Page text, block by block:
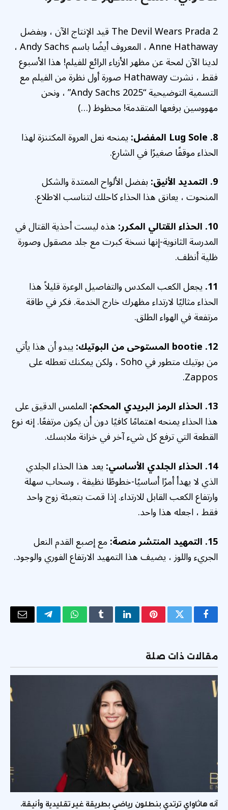
The Devil Wears Prada 2 قيد الإنتاج الآن ، وبفضل
Anne Hathaway ، المعروف أيضًا باسم Andy Sachs ،
لدينا الآن لمحة عن مظهر الأزياء الرائع للفيلم! هذا الأسبوع
فقط ، نشرت Hathaway صورة أول نظرة من الفيلم مع
التسمية التوضيحية “Andy Sachs 2025” ، ونحن
مهووسين برفعها المتقدمة! محظوظ (…)
8. Lug Sole المفضل:
يمنحه نعل العروة المكتنزة لهذا
الحذاء موقفًا صغيرًا في الشارع.
9. التمديد الأنيق:
بفضل الألواح الممتدة والشكل
المنحوت ، يعانق هذا الحذاء كاحلك لتناسب الاطلاع.
10. الحذاء القتالي المكرر:
هذه ليست أحذية القتال في
المدرسة الثانوية-إنها نسخة كبرت مع جلد مصقول وصورة
ظلية أنظف.
11. يجعل الكعب المكدس والتفاصيل الوعرة قليلاً هذا
الحذاء مثاليًا لارتداء مظهرك خارج الخدمة. فكر في طاقة
مرتفعة في الهواء الطلق.
12. bootie المستوحى من البوتيك:
يبدو أن هذا يأتي
من بوتيك متطور في Soho ، ولكن يمكنك تعطله على
Zappos.
13. الحذاء الرمز البريدي المحكم:
الملمس الدقيق على
هذا الحذاء يمنحه اهتمامًا كافيًا دون أن يكون مرتفعًا. إنه نوع
القطعة التي ترفع كل شيء آخر في خزانة ملابسك.
14. الحذاء الجلدي الأساسي:
يعد هذا الحذاء الجلدي
الذي لا يهدأ أمرًا أساسيًا-خطوطًا نظيفة ، وسحاب سهلة
وارتفاع الكعب القابل للارتداء. إذا قمت بتعبئة زوج واحد
فقط ، اجعله هذا واحد.
15. التمهيد المنتشر منصة:
مع إصبع القدم النعل
الجريء واللوز ، يضيف هذا التمهيد الارتفاع الفوري والوجود.
فيسبوكتويتر بينتيريستلينكدإنTumblrواتسابتيلقرامالبريد
مقالات ذات صلة
آنه هاثاواي ترتدي بنطلون رياضي بطريقة غير تقليدية وأنيقة.